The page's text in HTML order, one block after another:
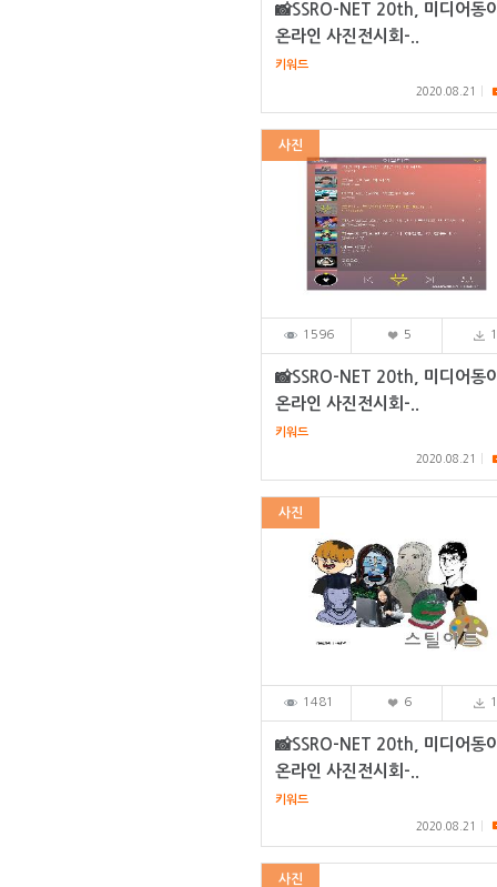
📸SSRO-NET 20th, 미디어동
온라인 사진전시회-..
키워드
2020.08.21
사진
1596 5
📸SSRO-NET 20th, 미디어동
온라인 사진전시회-..
키워드
2020.08.21
사진
1481 6
📸SSRO-NET 20th, 미디어동
온라인 사진전시회-..
키워드
2020.08.21
사진